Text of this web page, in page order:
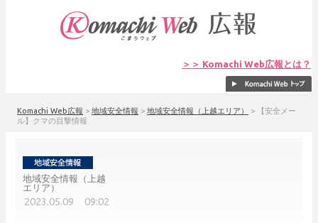
＞＞ Komachi Web広報とは？
Komachi Web広報 > 地域安全情報 > 地域安全情報（上越エリア） >
【安全メー
ル】クマの目撃情報
地域安全情報（上越
エリア）
2023.05.09 09:02